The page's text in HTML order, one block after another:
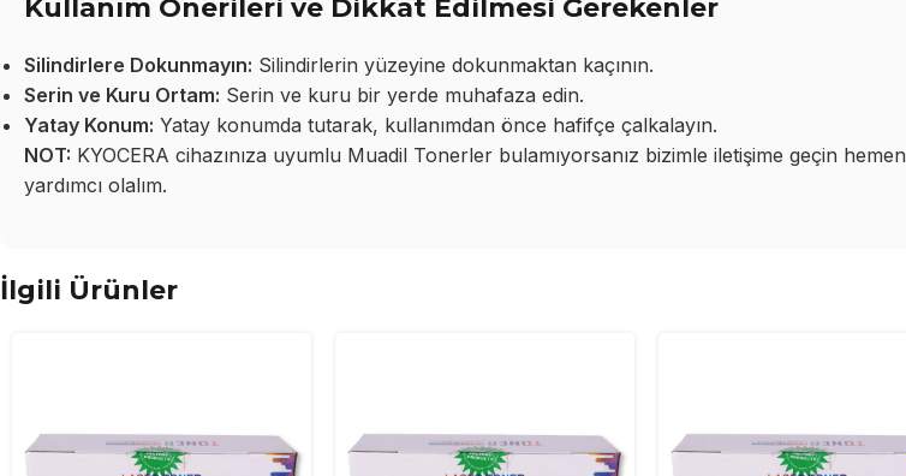
Kullanım Önerileri ve Dikkat Edilmesi Gerekenler
Silindirlere Dokunmayın: Silindirlerin yüzeyine dokunmaktan kaçının.
Serin ve Kuru Ortam: Serin ve kuru bir yerde muhafaza edin.
Yatay Konum: Yatay konumda tutarak, kullanımdan önce hafifçe çalkalayın.
NOT: KYOCERA cihazınıza uyumlu Muadil Tonerler bulamıyorsanız bizimle iletişime geçin hemen
yardımcı olalım.
İlgili Ürünler